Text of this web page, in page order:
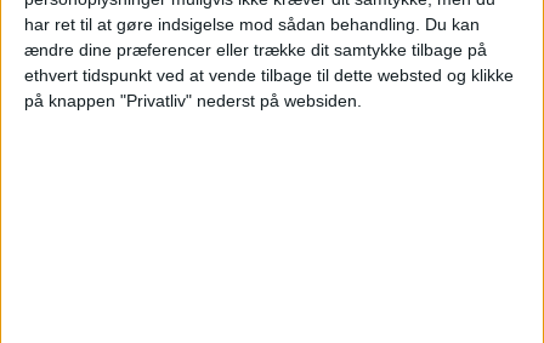
har ret til at gøre indsigelse mod sådan behandling.
Du kan
ændre dine præferencer eller trække dit samtykke tilbage på
ethvert tidspunkt ved at vende tilbage til dette websted og klikke
på knappen "Privatliv" nederst på websiden.